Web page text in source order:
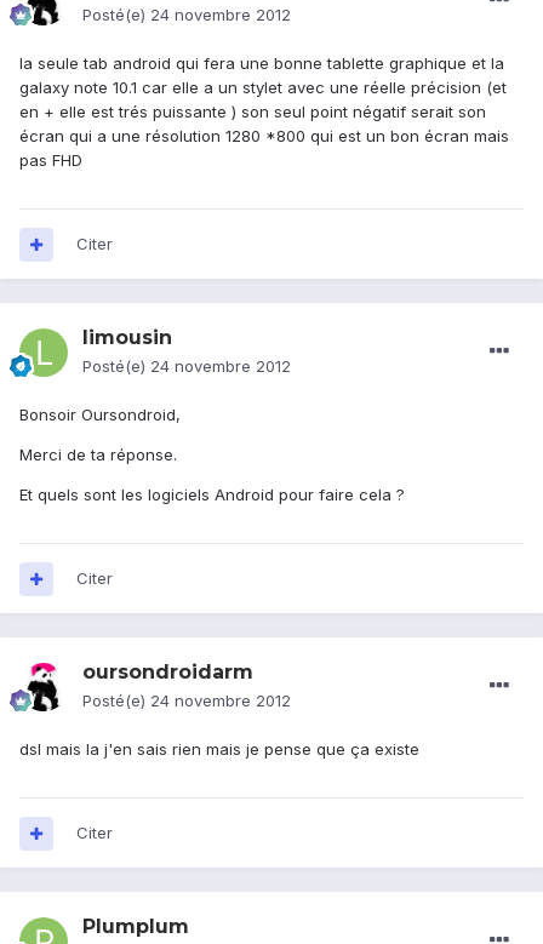
Posté(e) 24 novembre 2012
la seule tab android qui fera une bonne tablette graphique et la
galaxy note 10.1 car elle a un stylet avec une réelle précision (et
en + elle est trés puissante ) son seul point négatif serait son
écran qui a une résolution 1280 *800 qui est un bon écran mais
pas FHD
Citer
limousin
Posté(e) 24 novembre 2012
Bonsoir Oursondroid,
Merci de ta réponse.
Et quels sont les logiciels Android pour faire cela ?
Citer
oursondroidarm
Posté(e) 24 novembre 2012
dsl mais la j'en sais rien mais je pense que ça existe
Citer
Plumplum